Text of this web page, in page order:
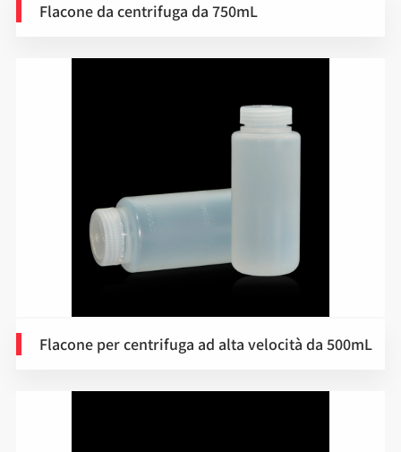
Flacone da centrifuga da 750mL
Flacone per centrifuga ad alta velocità da 500mL